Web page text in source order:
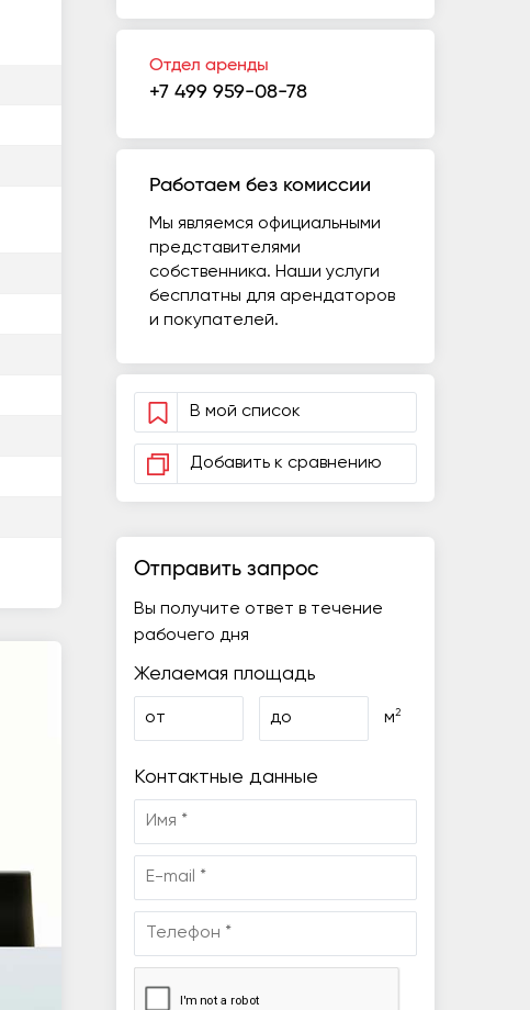
Отдел аренды
+7 499 959-08-78
Работаем без комиссии
Мы являемся официальными
представителями
собственника. Наши услуги
бесплатны для арендаторов
и покупателей.
В мой список
Добавить к сравнению
Отправить запрос
Вы получите ответ в течение
рабочего дня
Желаемая площадь
от до м2
Контактные данные